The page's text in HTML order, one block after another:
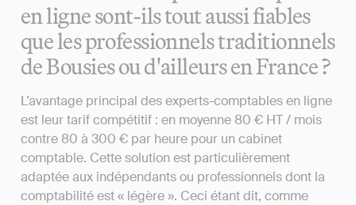
en ligne sont-ils tout aussi fiables
que les professionnels traditionnels
de Bousies ou d'ailleurs en France ?
L’avantage principal des experts-comptables en ligne
est leur tarif compétitif : en moyenne 80 € HT / mois
contre 80 à 300 € par heure pour un cabinet
comptable. Cette solution est particulièrement
adaptée aux indépendants ou professionnels dont la
comptabilité est « légère ». Ceci étant dit, comme